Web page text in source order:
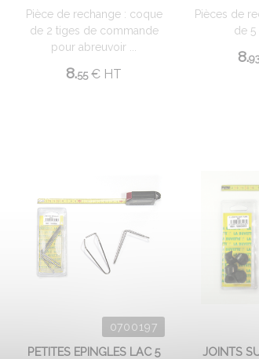
Pièce de rechange : coque
de 2 tiges de commande
pour abreuvoir ...
8.55 € HT
Pièces de
de 5
8.
0700197
PETITES EPINGLES LAC 5
JOINTS